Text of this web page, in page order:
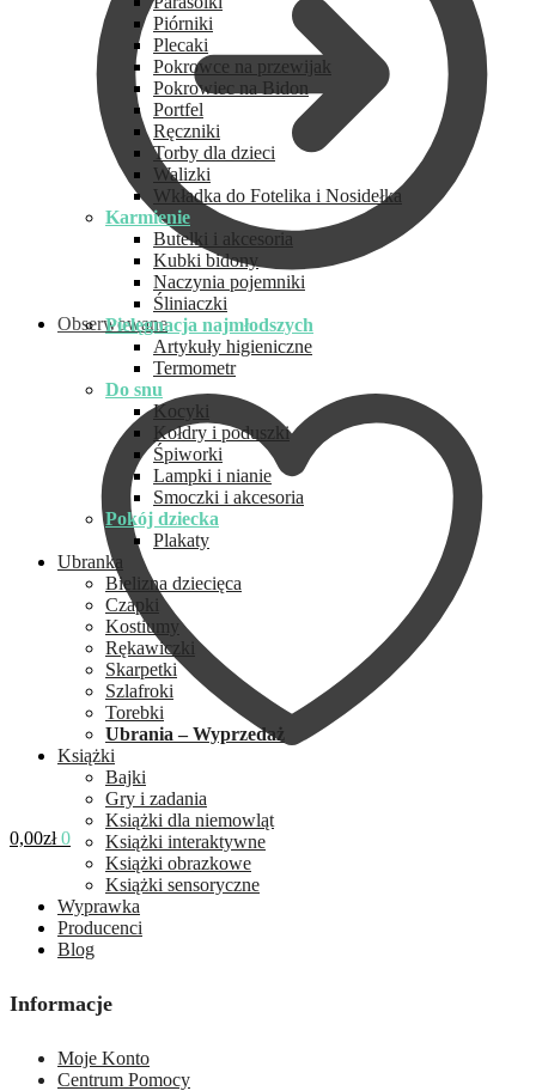
Obserwowane
0,00zł 0
Piórniki
Plecaki
Pokrowce na przewijak
Pokrowiec na Bidon
Portfel
Ręczniki
Torby dla dzieci
Walizki
Wkładka do Fotelika i Nosidełka
Karmienie
Butelki i akcesoria
Kubki bidony
Naczynia pojemniki
Śliniaczki
Pielęgnacja najmłodszych
Artykuły higieniczne
Termometr
Do snu
Kocyki
Kołdry i poduszki
Śpiworki
Lampki i nianie
Smoczki i akcesoria
Pokój dziecka
Plakaty
Ubranka
Bielizna dziecięca
Czapki
Kostiumy
Rękawiczki
Skarpetki
Szlafroki
Torebki
Ubrania – Wyprzedaż
Książki
Bajki
Gry i zadania
Książki dla niemowląt
Książki interaktywne
Książki obrazkowe
Książki sensoryczne
Wyprawka
Producenci
Blog
Informacje
Moje Konto
Centrum Pomocy